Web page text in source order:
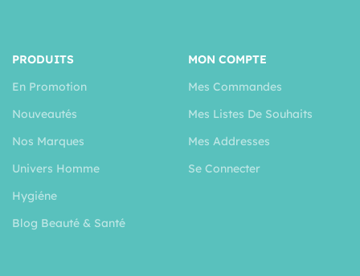
PRODUITS
En Promotion
Nouveautés
Nos Marques
Univers Homme
Hygiéne
Blog Beauté & Santé
MON COMPTE
Mes Commandes
Mes Listes De Souhaits
Mes Addresses
Se Connecter